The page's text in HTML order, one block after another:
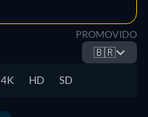
PROMOVIDO
🇧🇷
4K HD SD